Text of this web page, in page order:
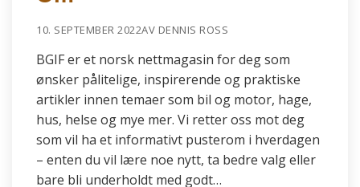
10. SEPTEMBER 2022AV DENNIS ROSS
BGIF er et norsk nettmagasin for deg som
ønsker pålitelige, inspirerende og praktiske
artikler innen temaer som bil og motor, hage,
hus, helse og mye mer. Vi retter oss mot deg
som vil ha et informativt pusterom i hverdagen
– enten du vil lære noe nytt, ta bedre valg eller
bare bli underholdt med godt…